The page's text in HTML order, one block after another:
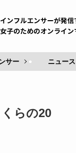
サー ニュース
らの20